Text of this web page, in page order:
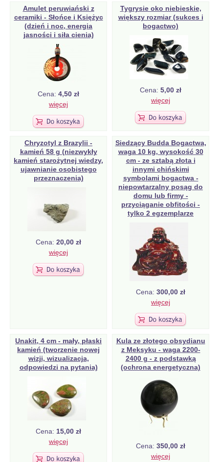
Amulet peruwiański z
ceramiki - Słońce i Księżyc
(dzień i noc, energia
jasności i siła cienia)
Cena: 4,50 zł
więcej
Tygrysie oko niebieskie,
większy rozmiar (sukces i
bogactwo)
Cena: 5,00 zł
więcej
Chryzotyl z Brazylii -
kamień 58 g (niezwykły
kamień starożytnej wiedzy,
ujawnianie osobistego
przeznaczenia)
Cena: 20,00 zł
więcej
Siedzący Budda Bogactwa,
waga 10 kg, wysokość 30
cm - ze sztabą złota i
innymi chińskimi
symbolami bogactwa -
niepowtarzalny posąg do
domu lub firmy -
przyciąganie obfitości -
tylko 2 egzemplarze
Cena: 300,00 zł
więcej
Unakit, 4 cm - mały, płaski
kamień (tworzenie nowej
wizji, wizualizacja,
odpowiedzi na pytania)
Cena: 15,00 zł
więcej
Kula ze złotego obsydianu
z Meksyku - waga 2200-
2400 g - z podstawką
(ochrona energetyczna)
Cena: 350,00 zł
więcej